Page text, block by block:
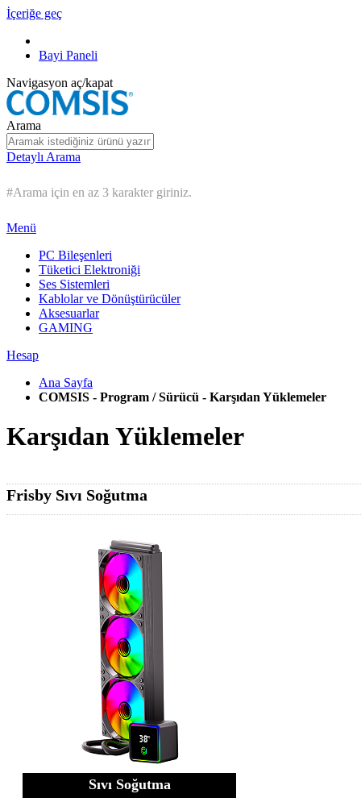
İçeriğe geç
Bayi Paneli
Navigasyon aç/kapat
Arama
Detaylı Arama
#Arama için en az 3 karakter giriniz.
Menü
PC Bileşenleri
Tüketici Elektroniği
Ses Sistemleri
Kablolar ve Dönüştürücüler
Aksesuarlar
GAMING
Hesap
Ana Sayfa
COMSIS - Program / Sürücü - Karşıdan Yüklemeler
Karşıdan Yüklemeler
Frisby Sıvı Soğutma
Sıvı Soğutma